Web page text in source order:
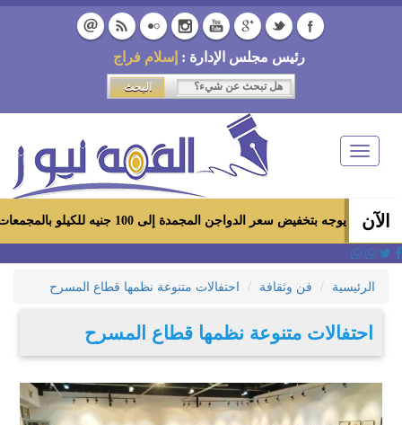
رئيس مجلس الإدارة : إسلام فراج
Toggle
navigation
الآن
سعر الدواجن المجمدة إلى 100 جنيه للكيلو بالمجمعات الاستهلاكية ومعارض «أهلاً رمضان»
الرئيسية فن وثقافة احتفالات متنوعة نظمها قطاع المسرح
احتفالات متنوعة نظمها قطاع المسرح